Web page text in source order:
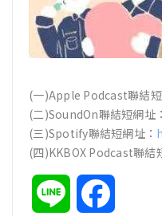
(一)Apple Podcast聯結短
(二)SoundOn聯結短網址：
(三)Spotify聯結短網址：
(四)KKBOX Podcast聯結
Line